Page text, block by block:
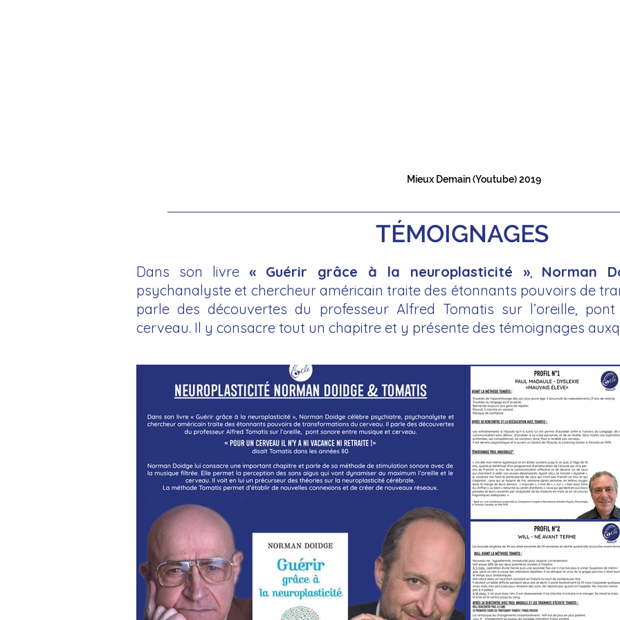
Mieux Demain (Youtube) 2019
TÉMOIGNAGES
Dans son livre « Guérir grâce à la neuroplasticité », Norman
psychanalyste et chercheur américain traite des étonnants pouvoirs de
parle des découvertes du professeur Alfred Tomatis sur l’oreille,
cerveau. Il y consacre tout un chapitre et y présente des témoignages